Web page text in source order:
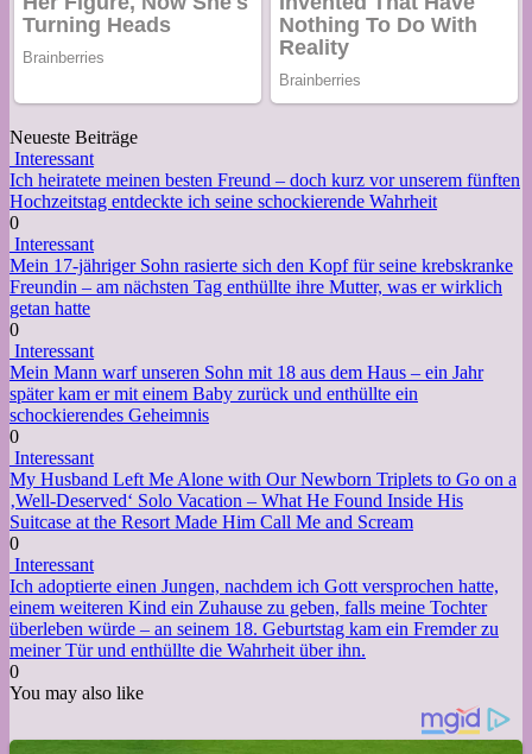
Neueste Beiträge
Interessant
Ich heiratete meinen besten Freund – doch kurz vor unserem fünften
Hochzeitstag entdeckte ich seine schockierende Wahrheit
0
Interessant
Mein 17-jähriger Sohn rasierte sich den Kopf für seine krebskranke
Freundin – am nächsten Tag enthüllte ihre Mutter, was er wirklich
getan hatte
0
Interessant
Mein Mann warf unseren Sohn mit 18 aus dem Haus – ein Jahr
später kam er mit einem Baby zurück und enthüllte ein
schockierendes Geheimnis
0
Interessant
My Husband Left Me Alone with Our Newborn Triplets to Go on a
‚Well-Deserved‘ Solo Vacation – What He Found Inside His
Suitcase at the Resort Made Him Call Me and Scream
0
Interessant
Ich adoptierte einen Jungen, nachdem ich Gott versprochen hatte,
einem weiteren Kind ein Zuhause zu geben, falls meine Tochter
überleben würde – an seinem 18. Geburtstag kam ein Fremder zu
meiner Tür und enthüllte die Wahrheit über ihn.
0
You may also like